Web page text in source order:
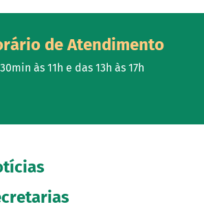
de Atendimento
às 11h e das 13h às 17h